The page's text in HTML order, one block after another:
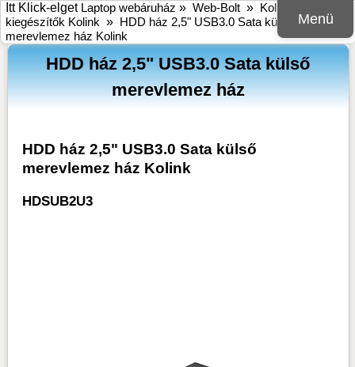
Menü
Itt Klick-elget Laptop webáruház » Web-Bolt » Kolink
kiegészítők Kolink » HDD ház 2,5" USB3.0 Sata külső
merevlemez ház Kolink
HDD ház 2,5" USB3.0 Sata külső
merevlemez ház
HDD ház 2,5" USB3.0 Sata külső
merevlemez ház Kolink
HDSUB2U3